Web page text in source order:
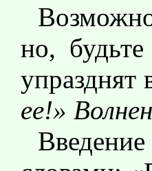
но,
ее!»